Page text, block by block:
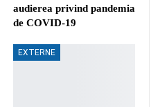
audierea privind pandemia
de COVID-19
EXTERNE